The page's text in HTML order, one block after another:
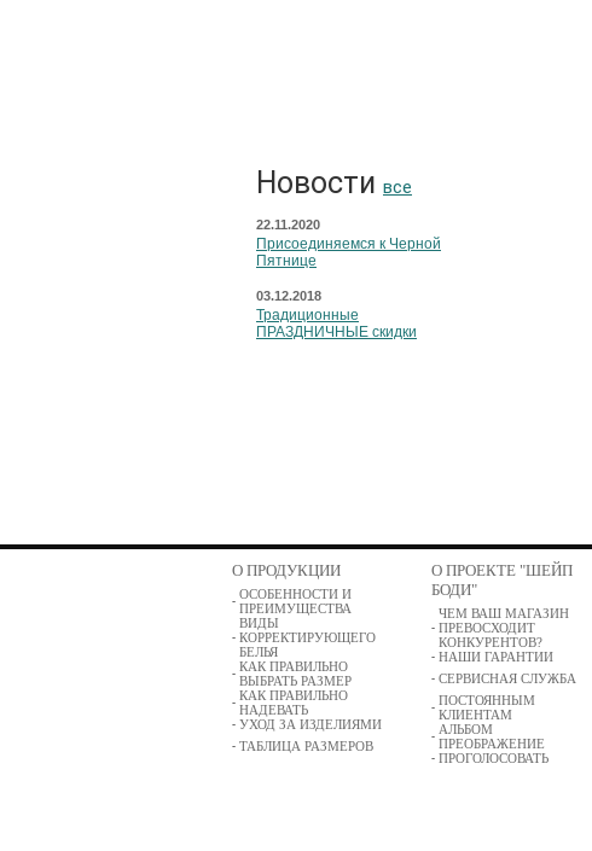
Новости все
22.11.2020
Присоединяемся к Черной
Пятнице
03.12.2018
Традиционные
ПРАЗДНИЧНЫЕ скидки
О ПРОДУКЦИИ
ОСОБЕННОСТИ И
ПРЕИМУЩЕСТВА
ВИДЫ
КОРРЕКТИРУЮЩЕГО
БЕЛЬЯ
КАК ПРАВИЛЬНО
ВЫБРАТЬ РАЗМЕР
КАК ПРАВИЛЬНО
НАДЕВАТЬ
УХОД ЗА ИЗДЕЛИЯМИ
ТАБЛИЦА РАЗМЕРОВ
О ПРОЕКТЕ "ШЕЙП
БОДИ"
ЧЕМ ВАШ МАГАЗИН
ПРЕВОСХОДИТ
КОНКУРЕНТОВ?
НАШИ ГАРАНТИИ
СЕРВИСНАЯ СЛУЖБА
ПОСТОЯННЫМ
КЛИЕНТАМ
АЛЬБОМ
ПРЕОБРАЖЕНИЕ
ПРОГОЛОСОВАТЬ